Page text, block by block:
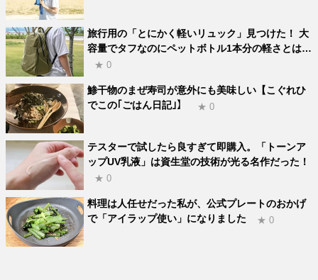
旅行用の「とにかく軽いリュック」見つけた！ 大
容量でタフなのにペットボトル1本分の軽さとは…
★ 0
鯵干物のまぜ寿司が意外にも美味しい【こぐれひ
でこの｢ごはん日記｣】
★ 0
テスターで試したら良すぎて即購入。「トーンア
ップUV乳液」は資生堂の技術が光る名作だった！
★ 0
料理は人任せだった私が、公式プレートのおかげ
で「アイラップ使い」になりました
★ 0